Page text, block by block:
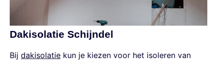
Dakisolatie Schijndel
Bij dakisolatie kun je kiezen voor het isoleren van